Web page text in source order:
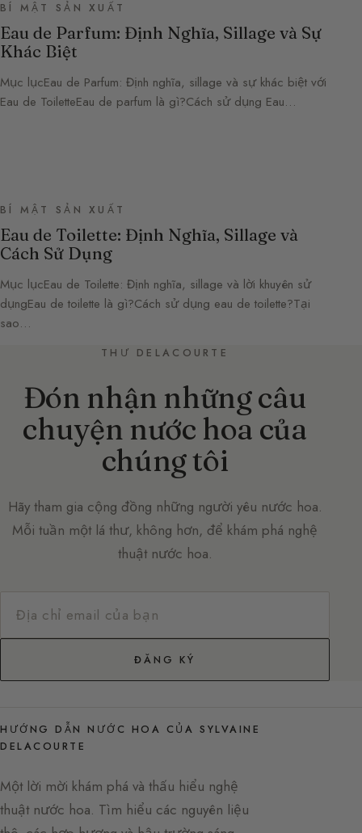
BÍ MẬT SẢN XUẤT
Eau de Parfum: Định Nghĩa, Sillage và Sự
Khác Biệt
Mục lụcEau de Parfum: Định nghĩa, sillage và sự khác biệt với
Eau de ToiletteEau de parfum là gì?Cách sử dụng Eau…
BÍ MẬT SẢN XUẤT
Eau de Toilette: Định Nghĩa, Sillage và
Cách Sử Dụng
Mục lụcEau de Toilette: Định nghĩa, sillage và lời khuyên sử
dụngEau de toilette là gì?Cách sử dụng eau de toilette?Tại
sao…
THƯ DELACOURTE
Đón nhận những câu
chuyện nước hoa của
chúng tôi
Hãy tham gia cộng đồng những người yêu nước hoa.
Mỗi tuần một lá thư, không hơn, để khám phá nghệ
thuật nước hoa.
ĐĂNG KÝ
HƯỚNG DẪN NƯỚC HOA CỦA SYLVAINE
DELACOURTE
Một lời mời khám phá và thấu hiểu nghệ
thuật nước hoa. Tìm hiểu các nguyên liệu